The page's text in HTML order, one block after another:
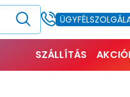
SZÁLLÍTÁS